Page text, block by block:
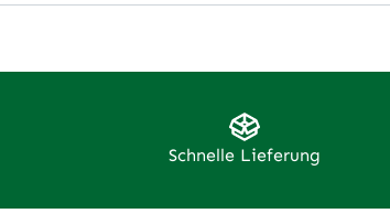
Schnelle Lieferung